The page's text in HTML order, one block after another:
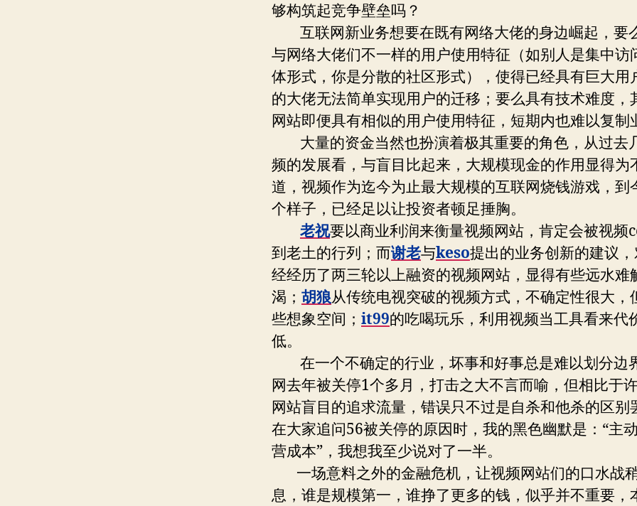
够构筑起竞争壁垒吗？
互联网新业务想要在既有网络大佬的身边崛起，要
与网络大佬们不一样的用户使用特征（如别人是集中访
体形式，你是分散的社区形式），使得已经具有巨大用
的大佬无法简单实现用户的迁移；要么具有技术难度，
网站即便具有相似的用户使用特征，短期内也难以复
大量的资金当然也扮演着极其重要的角色，从过去
频的发展看，与盲目比起来，大规模现金的作用显得为
道，视频作为迄今为止最大规模的互联网烧钱游戏，到
个样子，已经足以让投资者顿足捶胸。
老祝要以商业利润来衡量视频网站，肯定会被视频
到老土的行列；而谢老与keso提出的业务创新的建议
经经历了两三轮以上融资的视频网站，显得有些远水难
渴； 胡狼从传统电视突破的视频方式，不确定性很大，
些想象空间； it99的吃喝玩乐，利用视频当工具看来代
低。
在一个不确定的行业，坏事和好事总是难以划分边
网去年被关停1个多月，打击之大不言而喻，但相比于
网站盲目的追求流量，错误只不过是自杀和他杀的区别
在大家追问56被关停的原因时，我的黑色幽默是：“主
营成本”，我想我至少说对了一半。
一场意料之外的金融危机，让视频网站们的口水战
息，谁是规模第一，谁挣了更多的钱，似乎并不重要，